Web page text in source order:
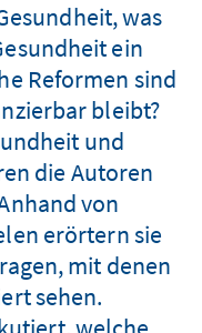
was
ein
Reformen sind
bleibt?
und
die Autoren
von
erörtern sie
mit denen
sehen.